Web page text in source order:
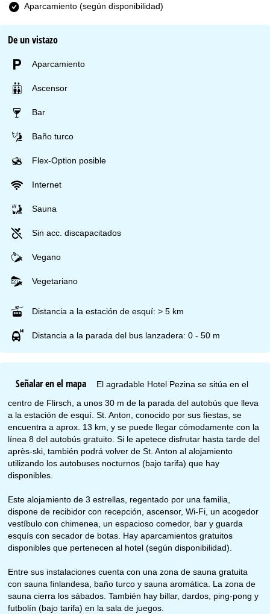
Aparcamiento (según disponibilidad)
De un vistazo
Aparcamiento
Ascensor
Bar
Baño turco
Flex-Option posible
Internet
Sauna
Sin acc. discapacitados
Vegano
Vegetariano
Distancia a la estación de esquí: > 5 km
Distancia a la parada del bus lanzadera: 0 - 50 m
Señalar en el mapa
El agradable Hotel Pezina se sitúa en el
centro de Flirsch, a unos 30 m de la parada del autobús que lleva
a la estación de esquí. St. Anton, conocido por sus fiestas, se
encuentra a aprox. 13 km, y se puede llegar cómodamente con la
línea 8 del autobús gratuito. Si le apetece disfrutar hasta tarde del
après-ski, también podrá volver de St. Anton al alojamiento
utilizando los autobuses nocturnos (bajo tarifa) que hay
disponibles.
Este alojamiento de 3 estrellas, regentado por una familia,
dispone de recibidor con recepción, ascensor, Wi-Fi, un acogedor
vestíbulo con chimenea, un espacioso comedor, bar y guarda
esquís con secador de botas. Hay aparcamientos gratuitos
disponibles que pertenecen al hotel (según disponibilidad).
Entre sus instalaciones cuenta con una zona de sauna gratuita
con sauna finlandesa, baño turco y sauna aromática. La zona de
sauna cierra los sábados. También hay billar, dardos, ping-pong y
futbolín (bajo tarifa) en la sala de juegos.